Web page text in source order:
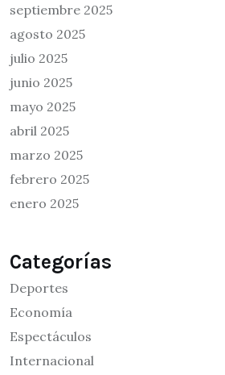
septiembre 2025
agosto 2025
julio 2025
junio 2025
mayo 2025
abril 2025
marzo 2025
febrero 2025
enero 2025
Categorías
Deportes
Economía
Espectáculos
Internacional